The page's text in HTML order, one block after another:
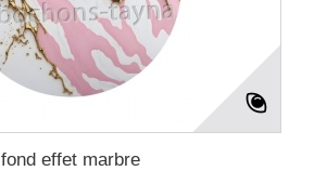
fond effet marbre